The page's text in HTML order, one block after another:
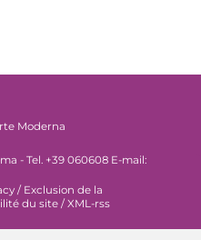
Moderna
- Tel. +39 060608 E-mail:
/ Exclusion de la
du site /XML-rss